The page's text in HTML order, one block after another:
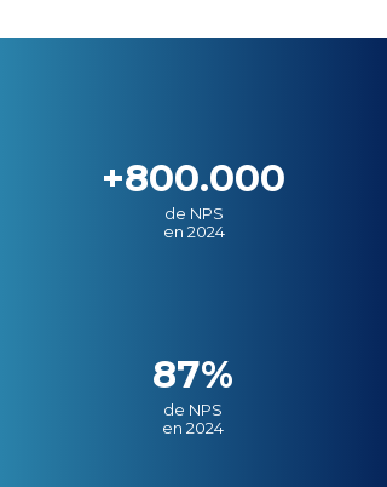
+800.000
de NPS
en 2024
87%
de NPS
en 2024